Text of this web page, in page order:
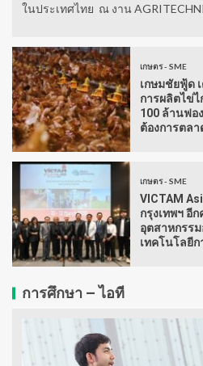
ในประเทศไทย ณ งาน
เกษตร - SME
เกษมชัยฟู้ด
การผลิตไข่ไ
100 ล้านฟอ
ต้องการตลา
เกษตร - SME
VICTAM
กรุงเทพฯ อี
อุตสาหกรร
เทคโนโลยี
การศึกษา – ไอที